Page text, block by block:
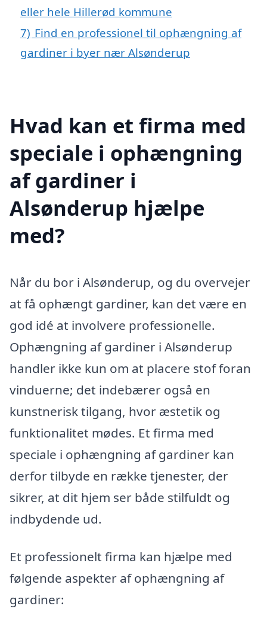
eller hele Hillerød kommune
7) Find en professionel til ophængning af
gardiner i byer nær Alsønderup
Hvad kan et firma med
speciale i ophængning
af gardiner i
Alsønderup hjælpe
med?
Når du bor i Alsønderup, og du overvejer
at få ophængt gardiner, kan det være en
god idé at involvere professionelle.
Ophængning af gardiner i Alsønderup
handler ikke kun om at placere stof foran
vinduerne; det indebærer også en
kunstnerisk tilgang, hvor æstetik og
funktionalitet mødes. Et firma med
speciale i ophængning af gardiner kan
derfor tilbyde en række tjenester, der
sikrer, at dit hjem ser både stilfuldt og
indbydende ud.
Et professionelt firma kan hjælpe med
følgende aspekter af ophængning af
gardiner: